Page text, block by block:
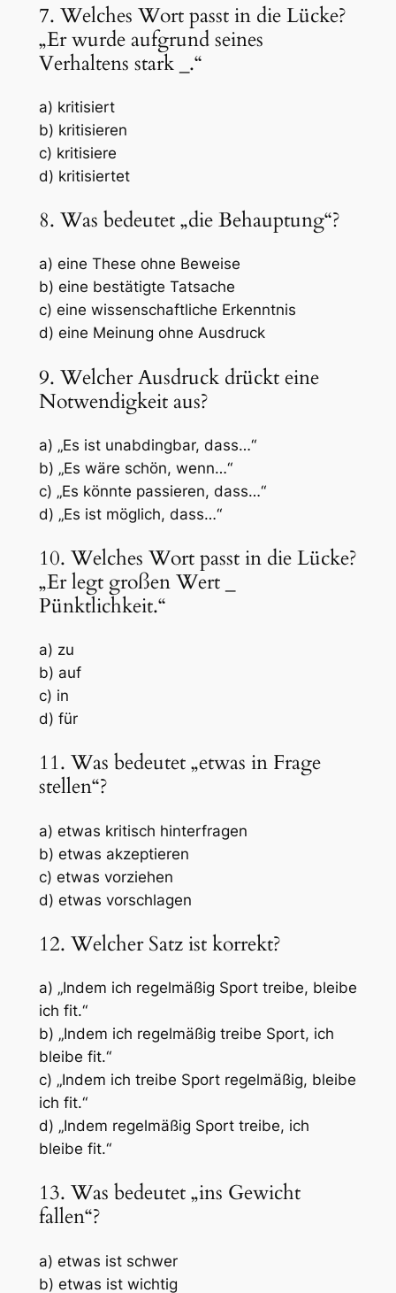
7. Welches Wort passt in die Lücke?
„Er wurde aufgrund seines
Verhaltens stark .“
a) kritisiert
b) kritisieren
c) kritisiere
d) kritisiertet
8. Was bedeutet „die Behauptung“?
a) eine These ohne Beweise
b) eine bestätigte Tatsache
c) eine wissenschaftliche Erkenntnis
d) eine Meinung ohne Ausdruck
9. Welcher Ausdruck drückt eine
Notwendigkeit aus?
a) „Es ist unabdingbar, dass…“
b) „Es wäre schön, wenn…“
c) „Es könnte passieren, dass…“
d) „Es ist möglich, dass…“
10. Welches Wort passt in die Lücke?
„Er legt großen Wert
Pünktlichkeit.“
a) zu
b) auf
c) in
d) für
11. Was bedeutet „etwas in Frage
stellen“?
a) etwas kritisch hinterfragen
b) etwas akzeptieren
c) etwas vorziehen
d) etwas vorschlagen
12. Welcher Satz ist korrekt?
a) „Indem ich regelmäßig Sport treibe, bleibe
ich fit.“
b) „Indem ich regelmäßig treibe Sport, ich
bleibe fit.“
c) „Indem ich treibe Sport regelmäßig, bleibe
ich fit.“
d) „Indem regelmäßig Sport treibe, ich
bleibe fit.“
13. Was bedeutet „ins Gewicht
fallen“?
a) etwas ist schwer
b) etwas ist wichtig